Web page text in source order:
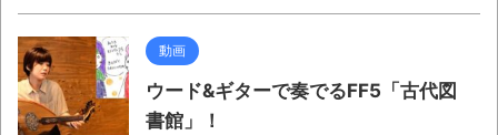
動画
ウード&ギターで奏でるFF5「古代図
書館」！